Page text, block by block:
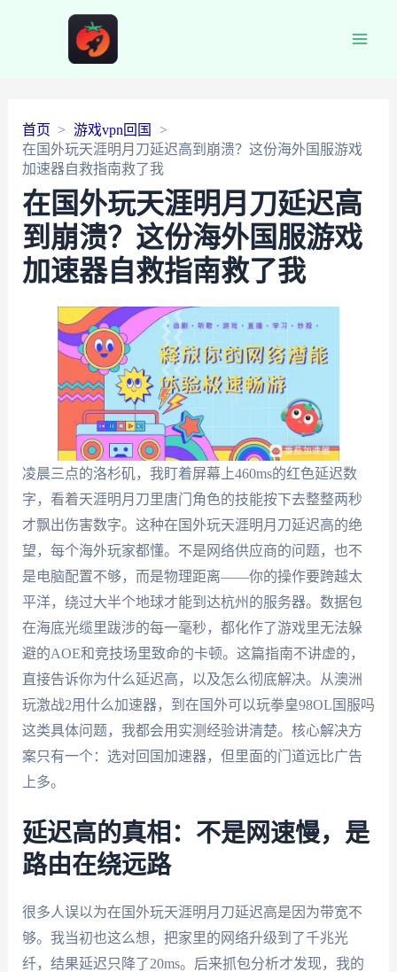
首页
游戏vpn回国
在国外玩天涯明月刀延迟高到崩溃？这份海外国服游戏
加速器自救指南救了我
在国外玩天涯明月刀延迟高
到崩溃？这份海外国服游戏
加速器自救指南救了我
凌晨三点的洛杉矶，我盯着屏幕上460ms的红色延迟数
字，看着天涯明月刀里唐门角色的技能按下去整整两秒
才飘出伤害数字。这种在国外玩天涯明月刀延迟高的绝
望，每个海外玩家都懂。不是网络供应商的问题，也不
是电脑配置不够，而是物理距离——你的操作要跨越太
平洋，绕过大半个地球才能到达杭州的服务器。数据包
在海底光缆里跋涉的每一毫秒，都化作了游戏里无法躲
避的AOE和竞技场里致命的卡顿。这篇指南不讲虚的，
直接告诉你为什么延迟高，以及怎么彻底解决。从澳洲
玩激战2用什么加速器，到在国外可以玩拳皇98OL国服吗
这类具体问题，我都会用实测经验讲清楚。核心解决方
案只有一个：选对回国加速器，但里面的门道远比广告
上多。
延迟高的真相：不是网速慢，是
路由在绕远路
很多人误以为在国外玩天涯明月刀延迟高是因为带宽不
够。我当初也这么想，把家里的网络升级到了千兆光
纤，结果延迟只降了20ms。后来抓包分析才发现，我的